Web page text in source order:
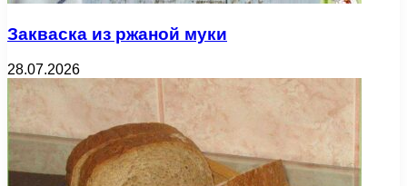
Закваска из ржаной муки
28.07.2026